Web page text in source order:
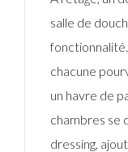
salle de
chacune
un havre de
chambres se
dressing,